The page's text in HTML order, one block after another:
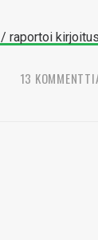
/ raportoi
13